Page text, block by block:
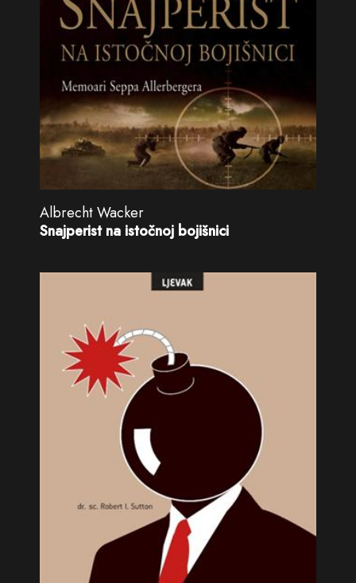
Albrecht Wacker
Snajperist na istočnoj bojišnici